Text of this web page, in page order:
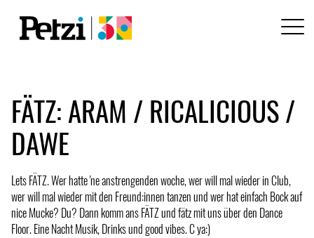
FÄTZ: ARAM / RICALICIOUS /
DAWE
Lets FÄTZ. Wer hatte 'ne anstrengenden woche, wer will mal wieder in Club,
wer will mal wieder mit den Freund:innen tanzen und wer hat einfach Bock auf
nice Mucke? Du? Dann komm ans FÄTZ und fätz mit uns über den Dance
Floor. Eine Nacht Musik, Drinks und good vibes. C ya:)